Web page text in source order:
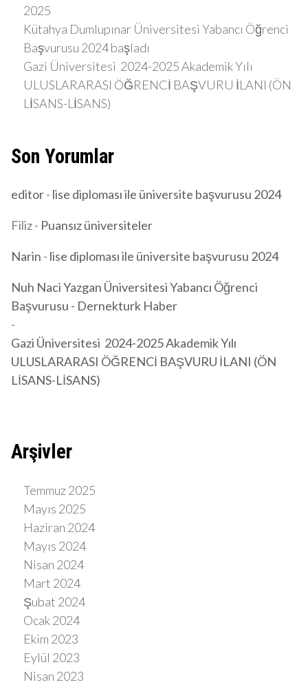
2025
Kütahya Dumlupınar Üniversitesi Yabancı Öğrenci
Başvurusu 2024 başladı
Gazi Üniversitesi 2024-2025 Akademik Yılı
ULUSLARARASI ÖĞRENCİ BAŞVURU İLANI (ÖN
LİSANS-LİSANS)
Son Yorumlar
editor- lise diploması ile üniversite başvurusu 2024
Filiz- Puansız üniversiteler
Narin - lise diploması ile üniversite başvurusu 2024
Nuh Naci Yazgan Üniversitesi Yabancı Öğrenci
Başvurusu - Dernekturk Haber
-
Gazi Üniversitesi 2024-2025 Akademik Yılı
ULUSLARARASI ÖĞRENCİ BAŞVURU İLANI (ÖN
LİSANS-LİSANS)
Arşivler
Temmuz 2025
Mayıs 2025
Haziran 2024
Mayıs 2024
Nisan 2024
Mart 2024
Şubat 2024
Ocak 2024
Ekim 2023
Eylül 2023
Nisan 2023